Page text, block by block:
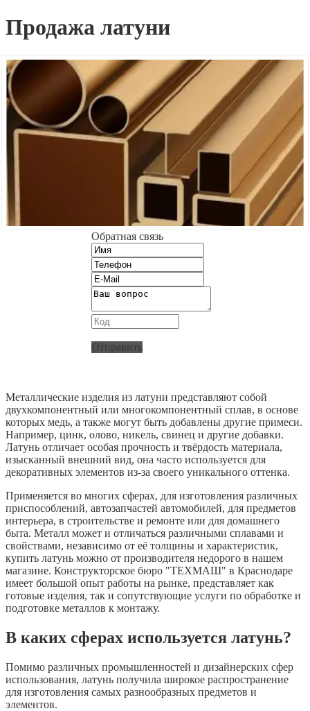
Продажа латуни
Обратная связь
Отправить
Металлические изделия из латуни представляют собой
двухкомпонентный или многокомпонентный сплав, в основе
которых медь, а также могут быть добавлены другие примеси.
Например, цинк, олово, никель, свинец и другие добавки.
Латунь отличает особая прочность и твёрдость материала,
изысканный внешний вид, она часто используется для
декоративных элементов из-за своего уникального оттенка.
Применяется во многих сферах, для изготовления различных
приспособлений, автозапчастей автомобилей, для предметов
интерьера, в строительстве и ремонте или для домашнего
быта. Металл может и отличаться различными сплавами и
свойствами, независимо от её толщины и характеристик,
купить латунь можно от производителя недорого в нашем
магазине. Конструкторское бюро "ТЕХМАШ" в Краснодаре
имеет большой опыт работы на рынке, представляет как
готовые изделия, так и сопутствующие услуги по обработке и
подготовке металлов к монтажу.
В каких сферах используется латунь?
Помимо различных промышленностей и дизайнерских сфер
использования, латунь получила широкое распространение
для изготовления самых разнообразных предметов и
элементов.